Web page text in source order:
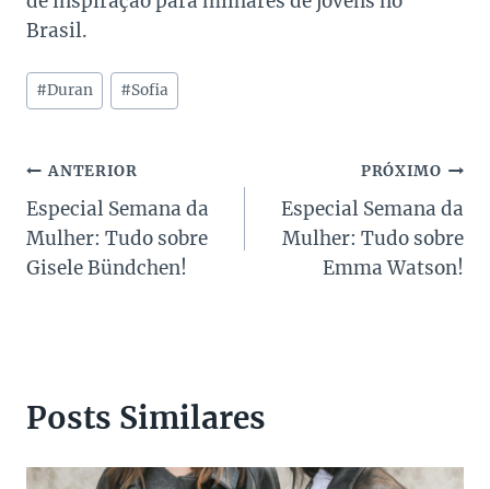
Brasil.
Tags
do
#Duran #Sofia
Navegação
de
Post
ANTERIOR
Especial Semana da
Mulher: Tudo sobre
Gisele Bündchen!
PRÓXIMO
Especial Semana da
Mulher: Tudo sobre
Emma Watson!
Posts Similares